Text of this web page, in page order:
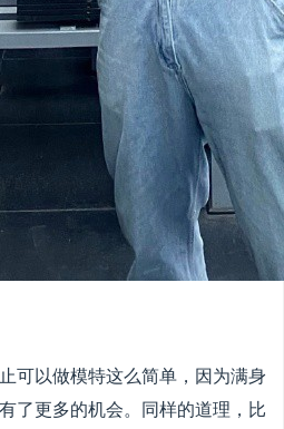
可以做模特这么简单，因为满身
了更多的机会。同样的道理，比